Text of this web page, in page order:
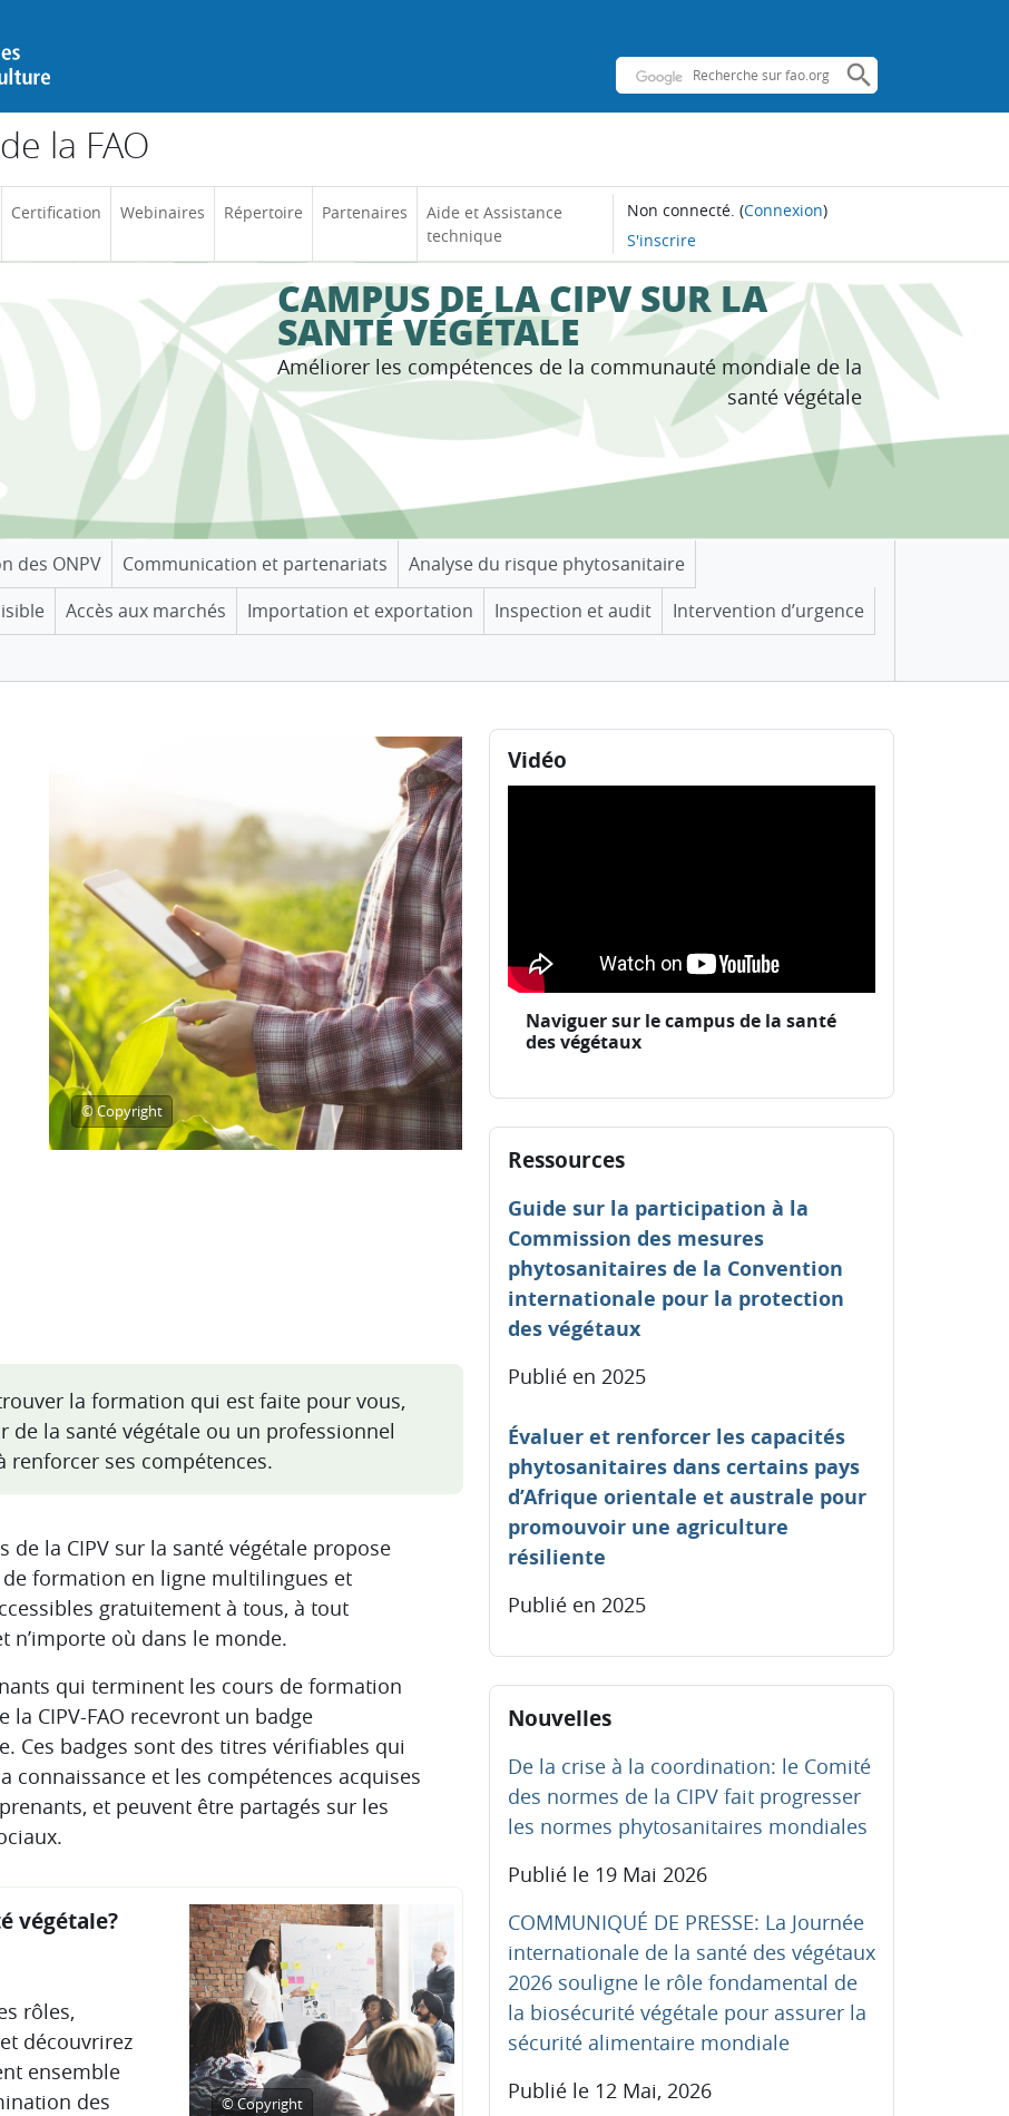
la FAO
Certification Webinaires Répertoire Partenaires
Aide et Assistance
technique
Non connecté. (Connexion)
S'inscrire
CAMPUS DE LA CIPV SUR LA
SANTÉ VÉGÉTALE
Améliorer les compétences de la communauté mondiale de la
santé végétale
des ONPV Communication et partenariats
Analyse du risque phytosanitaire
Accès aux marchés Importation et exportation Inspection et audit
Intervention d’urgence
© Copyright
la formation qui est faite pour vous,
de la santé végétale ou un professionnel
renforcer ses compétences.
de la CIPV sur la santé végétale propose
formation en ligne multilingues et
gratuitement à tous, à tout
n’importe où dans le monde.
qui terminent les cours de formation
la CIPV-FAO recevront un badge
Ces badges sont des titres vérifiables qui
connaissance et les compétences acquises
, et peuvent être partagés sur les
© Copyright
végétale?
rôles,
découvrirez
ensemble
des
Blocs
Passer Vidéo
Vidéo
Naviguer sur le campus de la santé
des végétaux
Passer Ressources
Ressources
Guide sur la participation à la
Commission des mesures
phytosanitaires de la Convention
internationale pour la protection
des végétaux
Publié en 2025
Évaluer et renforcer les capacités
phytosanitaires dans certains pays
d’Afrique orientale et australe pour
promouvoir une agriculture
résiliente
Publié en 2025
Passer Nouvelles
Nouvelles
De la crise à la coordination: le Comité
des normes de la CIPV fait progresser
les normes phytosanitaires mondiales
Publié le 19 Mai 2026
COMMUNIQUÉ DE PRESSE: La Journée
internationale de la santé des végétaux
2026 souligne le rôle fondamental de
la biosécurité végétale pour assurer la
sécurité alimentaire mondiale
Publié le 12 Mai, 2026